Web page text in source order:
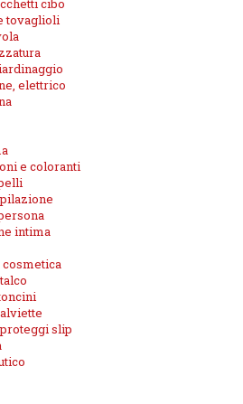
cibo
tovaglioli
elettrico
e coloranti
intima
slip